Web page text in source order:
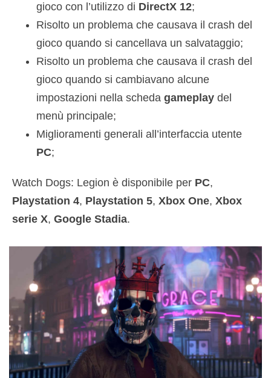
gioco con l’utilizzo di DirectX 12;
Risolto un problema che causava il crash del
gioco quando si cancellava un salvataggio;
Risolto un problema che causava il crash del
gioco quando si cambiavano alcune
impostazioni nella scheda gameplay del
menù principale;
Miglioramenti generali all’interfaccia utente
PC;
Watch Dogs: Legion è disponibile per PC,
Playstation 4, Playstation 5, Xbox One, Xbox
serie X, Google Stadia.